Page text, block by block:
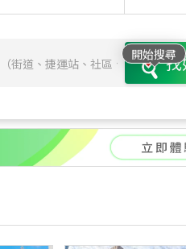
開始搜尋
找